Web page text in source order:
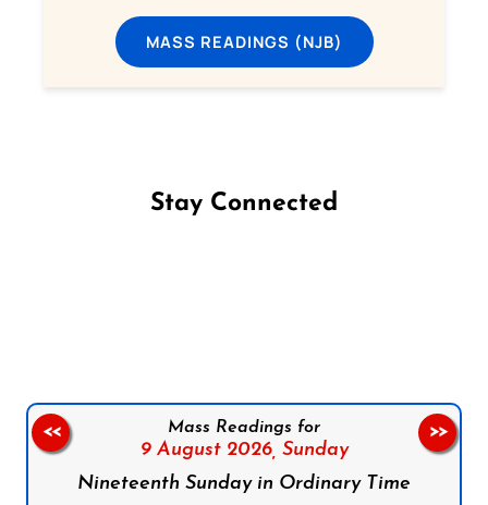
MASS READINGS (NJB)
Stay Connected
Mass Readings for
9 August 2026, Sunday
Nineteenth Sunday in Ordinary Time
<< >>